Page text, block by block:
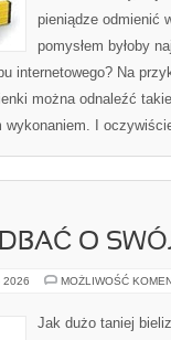
pieniądze odmienić
pomysłem byłoby
internetowego? Na
można odnaleźć
wykonaniem. I
O
2026 MOŻLIWOŚĆ
Jak dużo taniej